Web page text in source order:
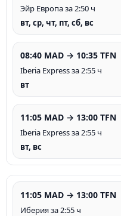
Эйр Европа за 2:50 ч
вт, ср, чт, пт, сб, вс
08:40 MAD → 10:35 TFN
Iberia Express за 2:55 ч
вт
11:05 MAD → 13:00 TFN
Iberia Express за 2:55 ч
вт, вс
11:05 MAD → 13:00 TFN
Иберия за 2:55 ч